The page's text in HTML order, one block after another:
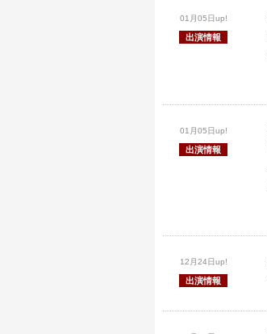
01月05日up!
出演情報
01月05日up!
出演情報
12月24日up!
出演情報